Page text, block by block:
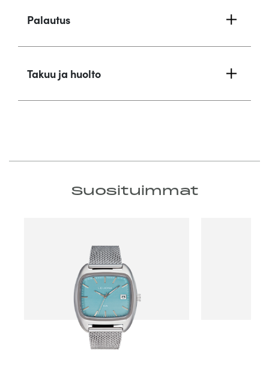
Palautus
Takuu ja huolto
Suosituimmat